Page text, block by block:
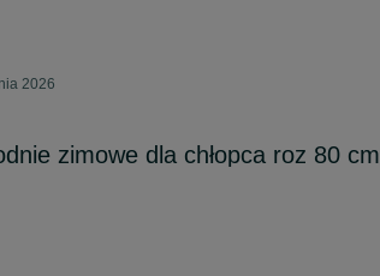
2026
zimowe dla chłopca roz 80 cm